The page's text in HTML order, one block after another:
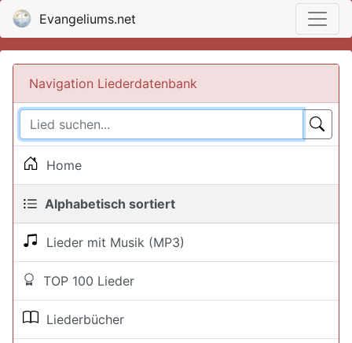
Evangeliums.net
Navigation Liederdatenbank
Home
Alphabetisch sortiert
Lieder mit Musik (MP3)
TOP 100 Lieder
Liederbücher